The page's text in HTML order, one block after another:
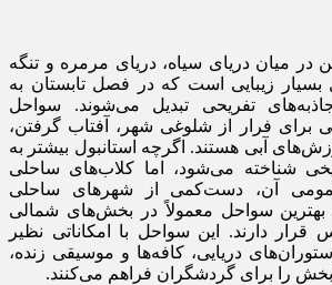
در میان دریای سیاه، دریای مرمره و تنگه
بسیار زیبایی است که در فصل تابستان به
تفریحی تبدیل می‌شوند. سواحل
برای فرار از شلوغی شهر، آفتاب گرفتن،
آبی هستند. اگرچه استانبول بیشتر به
شناخته می‌شود، اما کلاب‌های ساحلی
آن، دست‌کمی از شهرهای ساحلی
بهترین سواحل معمولاً در بخش‌های شمالی
دارند. این سواحل با امکاناتی نظیر
دریایی، کافه‌ها و موسیقی زنده،
را برای گردشگران فراهم می‌کنند.